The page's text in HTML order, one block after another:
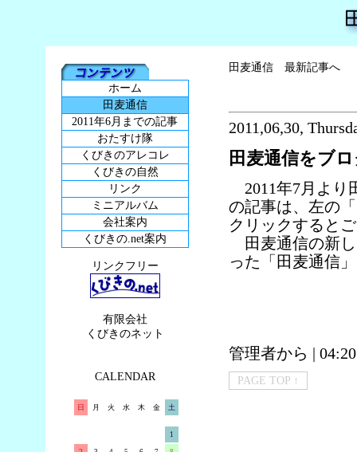
ホーム
田麦通信
2011年6月までの記事
おたすけ隊
くびきのアレコレ
くびきの自然
リンク
ミニアルバム
会社案内
くびきの.net案内
リンクフリー
有限会社
くびきのネット
CALENDAR
日 月 火 水 木 金 土
1
田麦通信 最新記事へ
2011,06,30,
田麦通信をブ
2011年7月より
の記事は、左の
クリックすると
田麦通信の新し
った「田麦通信
管理者から |
PAGE TOP ↑